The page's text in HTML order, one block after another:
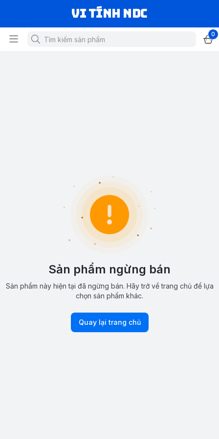
VI TÍNH NDC
0
Sản phẩm ngừng bán
Sản phẩm này hiện tại đã ngừng bán. Hãy trở về trang chủ để lựa
chọn sản phẩm khác.
Quay lại trang chủ